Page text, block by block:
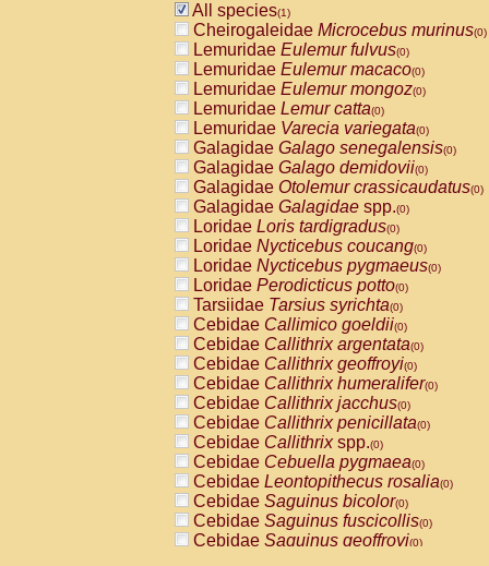
All species(1)
Cheirogaleidae Microcebus murinus(0)
Lemuridae Eulemur fulvus(0)
Lemuridae Eulemur macaco(0)
Lemuridae Eulemur mongoz(0)
Lemuridae Lemur catta(0)
Lemuridae Varecia variegata(0)
Galagidae Galago senegalensis(0)
Galagidae Galago demidovii(0)
Galagidae Otolemur crassicaudatus(0)
Galagidae Galagidae spp.(0)
Loridae Loris tardigradus(0)
Loridae Nycticebus coucang(0)
Loridae Nycticebus pygmaeus(0)
Loridae Perodicticus potto(0)
Tarsiidae Tarsius syrichta(0)
Cebidae Callimico goeldii(0)
Cebidae Callithrix argentata(0)
Cebidae Callithrix geoffroyi(0)
Cebidae Callithrix humeralifer(0)
Cebidae Callithrix jacchus(0)
Cebidae Callithrix penicillata(0)
Cebidae Callithrixspp.(0)
Cebidae Cebuella pygmaea(0)
Cebidae Leontopithecus rosalia(0)
Cebidae Saguinus bicolor(0)
Cebidae Saguinus fuscicollis(0)
Cebidae Saguinus geoffroyi(0)